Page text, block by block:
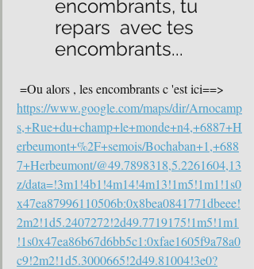
encombrants, tu
repars  avec tes
encombrants...
=Ou alors , les encombrants c 'est ici==>
https://www.google.com/maps/dir/Arnocamp
s,+Rue+du+champ+le+monde+n4,+6887+H
erbeumont+%2F+semois/Bochaban+1,+688
7+Herbeumont/@49.7898318,5.2261604,13
z/data=!3m1!4b1!4m14!4m13!1m5!1m1!1s0
x47ea87996110506b:0x8bea0841771dbeee!
2m2!1d5.2407272!2d49.7719175!1m5!1m1
!1s0x47ea86b67d6bb5c1:0xfae1605f9a78a0
c9!2m2!1d5.3000665!2d49.81004!3e0?